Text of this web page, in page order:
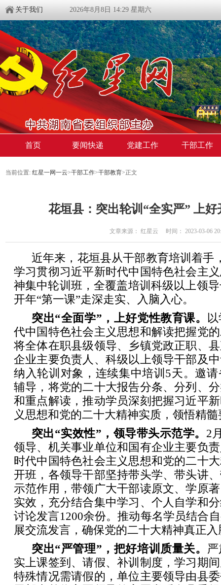
关于我们 2026年8月8日 14:29 星期六
首页 要闻快递 党建工作 干部工作
当前位置: 红星一网一云>干部工作>干部教育>正文
花垣县：突出轮训“全实严” 上好
文章来源： 红星云 时间： 2023-03-06
近年来，花垣县从干部教育培训着手
学习贯彻习近平新时代中国特色社会主
神集中轮训班，全覆盖培训科级以上领
开年“第一课”走深走实、入脑入心。
突出“全面学”，上好党性教育课。
代中国特色社会主义思想和解读把握党
将全体在职县级领导、乡镇党政正职、
企业主要负责人、科级以上领导干部及
纳入轮训对象，连续集中培训5天。邀
辅导，将党的二十大报告分条、分列、
和重点解读，推动学员深刻把握习近平
义思想和党的二十大精神实质，领悟精
突出“实效性”，领导带头示范学。 2
领导、机关事业单位和国有企业主要负
时代中国特色社会主义思想和党的二十
开班，各领导干部坚持带头学、带头讲
示范作用，带领广大干部读原文、学原
实效，充分结合集中学习、个人自学和
讨论发言1200余份。推动每名学员结合
展交流发言，确保党的二十大精神真正
突出“严管理”，把好培训质量关。
实上课签到、请假、补训制度，学习期
特殊情况需请假的，单位主要领导由县